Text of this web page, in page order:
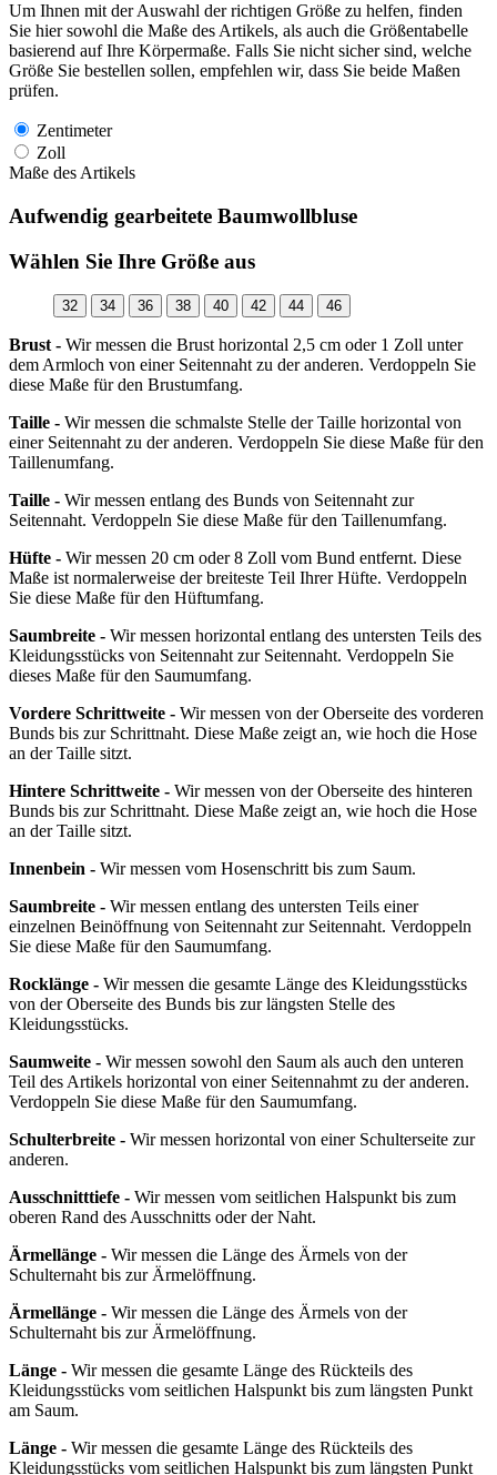
Um Ihnen mit der Auswahl der richtigen Größe zu helfen, finden
Sie hier sowohl die Maße des Artikels, als auch die Größentabelle
basierend auf Ihre Körpermaße. Falls Sie nicht sicher sind, welche
Größe Sie bestellen sollen, empfehlen wir, dass Sie beide Maßen
prüfen.
Zentimeter
Zoll
Maße des Artikels
Aufwendig gearbeitete Baumwollbluse
Wählen Sie Ihre Größe aus
32 34 36 38 40 42 44 46
Brust - Wir messen die Brust horizontal 2,5 cm oder 1 Zoll unter
dem Armloch von einer Seitennaht zu der anderen. Verdoppeln Sie
diese Maße für den Brustumfang.
Taille - Wir messen die schmalste Stelle der Taille horizontal von
einer Seitennaht zu der anderen. Verdoppeln Sie diese Maße für den
Taillenumfang.
Taille - Wir messen entlang des Bunds von Seitennaht zur
Seitennaht. Verdoppeln Sie diese Maße für den Taillenumfang.
Hüfte - Wir messen 20 cm oder 8 Zoll vom Bund entfernt. Diese
Maße ist normalerweise der breiteste Teil Ihrer Hüfte. Verdoppeln
Sie diese Maße für den Hüftumfang.
Saumbreite - Wir messen horizontal entlang des untersten Teils des
Kleidungsstücks von Seitennaht zur Seitennaht. Verdoppeln Sie
dieses Maße für den Saumumfang.
Vordere Schrittweite - Wir messen von der Oberseite des vorderen
Bunds bis zur Schrittnaht. Diese Maße zeigt an, wie hoch die Hose
an der Taille sitzt.
Hintere Schrittweite - Wir messen von der Oberseite des hinteren
Bunds bis zur Schrittnaht. Diese Maße zeigt an, wie hoch die Hose
an der Taille sitzt.
Innenbein - Wir messen vom Hosenschritt bis zum Saum.
Saumbreite - Wir messen entlang des untersten Teils einer
einzelnen Beinöffnung von Seitennaht zur Seitennaht. Verdoppeln
Sie diese Maße für den Saumumfang.
Rocklänge - Wir messen die gesamte Länge des Kleidungsstücks
von der Oberseite des Bunds bis zur längsten Stelle des
Kleidungsstücks.
Saumweite - Wir messen sowohl den Saum als auch den unteren
Teil des Artikels horizontal von einer Seitennahmt zu der anderen.
Verdoppeln Sie diese Maße für den Saumumfang.
Schulterbreite - Wir messen horizontal von einer Schulterseite zur
anderen.
Ausschnitttiefe - Wir messen vom seitlichen Halspunkt bis zum
oberen Rand des Ausschnitts oder der Naht.
Ärmellänge - Wir messen die Länge des Ärmels von der
Schulternaht bis zur Ärmelöffnung.
Ärmellänge - Wir messen die Länge des Ärmels von der
Schulternaht bis zur Ärmelöffnung.
Länge - Wir messen die gesamte Länge des Rückteils des
Kleidungsstücks vom seitlichen Halspunkt bis zum längsten Punkt
am Saum.
Länge - Wir messen die gesamte Länge des Rückteils des
Kleidungsstücks vom seitlichen Halspunkt bis zum längsten Punkt